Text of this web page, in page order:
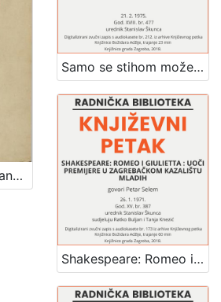
Samo se stihom može reći to : poezija Miroslava Krleže : Književni petak, dvorana u Novinarskom domu, 21. 2. 1975., br. 477 / sudjeluju Miroslav Vaupotić, Goran Matović, Ivica Percl ; urednik Stanislav Škunca
Shakespeare: Romeo i Giulietta : uoči premijere u Zagrebačkom kazalištu mladih : Književni petak, dvorana u Novinarskom domu, 26. 1. 1971., br. 387 / govori Petar Selem ; sudjeluju Ratko Buljan i Tanja Knezić ; urednik Stanislav Škunca
Srce od licitara / Ivana Brlić-Mažuranić